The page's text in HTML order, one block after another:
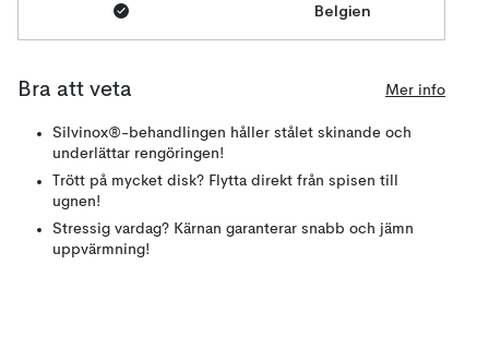
Belgien
Bra att veta Mer info
Silvinox®-behandlingen håller stålet skinande och
underlättar rengöringen!
Trött på mycket disk? Flytta direkt från spisen till
ugnen!
Stressig vardag? Kärnan garanterar snabb och jämn
uppvärmning!